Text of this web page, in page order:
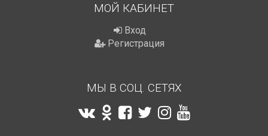
МОЙ КАБИНЕТ
Вход
Регистрация
МЫ В СОЦ. СЕТЯХ